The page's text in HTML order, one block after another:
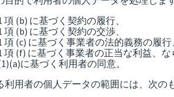
項 (b) に基づく契約の履行、
項 (b) に基づく契約の交渉、
項 (c) に基づく事業者の法的義務の履行
1 項 (f) に基づく事業者の正当な利益、
に基づく利用者の同意。
用者の個人データの範囲には、次の